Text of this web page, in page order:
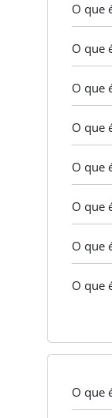
O que
O que
O que
O que
O que
O que
O que
O que
O que